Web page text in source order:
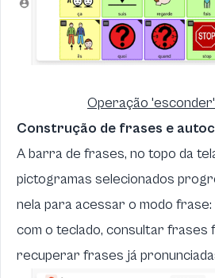
Operação
Construção de frases e
A barra de frases, no topo da
pictogramas selecionados
nela para acessar o modo
com o teclado, consultar frases
recuperar frases já